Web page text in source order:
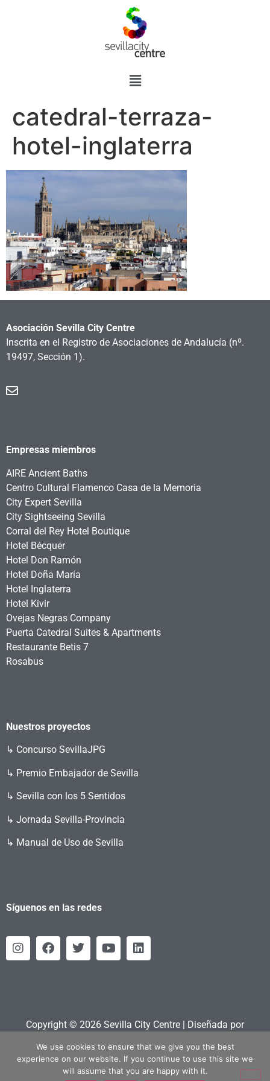
catedral-terraza-
hotel-inglaterra
Asociación Sevilla City Centre
Inscrita en el Registro de Asociaciones de Andalucía (nº.
19497, Sección 1).
Empresas miembros
AIRE Ancient Baths
Centro Cultural Flamenco Casa de la Memoria
City Expert Sevilla
City Sightseeing Sevilla
Corral del Rey Hotel Boutique
Hotel Bécquer
Hotel Don Ramón
Hotel Doña María
Hotel Inglaterra
Hotel Kivir
Ovejas Negras Company
Puerta Catedral Suites & Apartments
Restaurante Betis 7
Rosabus
Nuestros proyectos
↳ Concurso SevillaJPG
↳ Premio Embajador de Sevilla
↳ Sevilla con los 5 Sentidos
↳ Jornada Sevilla-Provincia
↳ Manual de Uso de Sevilla
Síguenos en las redes
Copyright © 2026 Sevilla City Centre | Diseñada por
We use cookies to ensure that we give you the best
experience on our website. If you continue to use this site we
will assume that you are happy with it.